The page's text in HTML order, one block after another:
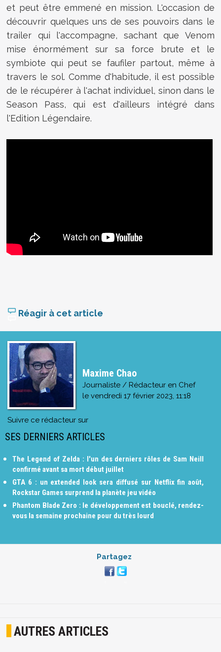
et peut être emmené en mission. L'occasion de
découvrir quelques uns de ses pouvoirs dans le
trailer qui l'accompagne, sachant que Venom
mise énormément sur sa force brute et le
symbiote qui peut se faufiler partout, même à
travers le sol. Comme d'habitude, il est possible
de le récupérer à l'achat individuel, sinon dans le
Season Pass, qui est d'ailleurs intégré dans
l'Edition Légendaire.
Réagir à cet article
Maxime Chao
Journaliste / Rédacteur en Chef
le vendredi 17 février 2023, 11:18
Suivre ce rédacteur sur
SES DERNIERS ARTICLES
The Legend of Zelda : l'un des derniers rôles de Sam Neill
confirmé avant sa mort début juillet
GTA 6 : un extended look sera diffusé sur Netflix fin août,
Rockstar Games surprend la planète jeu vidéo
Phantom Blade Zero : le développement est bouclé, rendez-
vous la semaine prochaine pour du très lourd
Partagez
AUTRES ARTICLES